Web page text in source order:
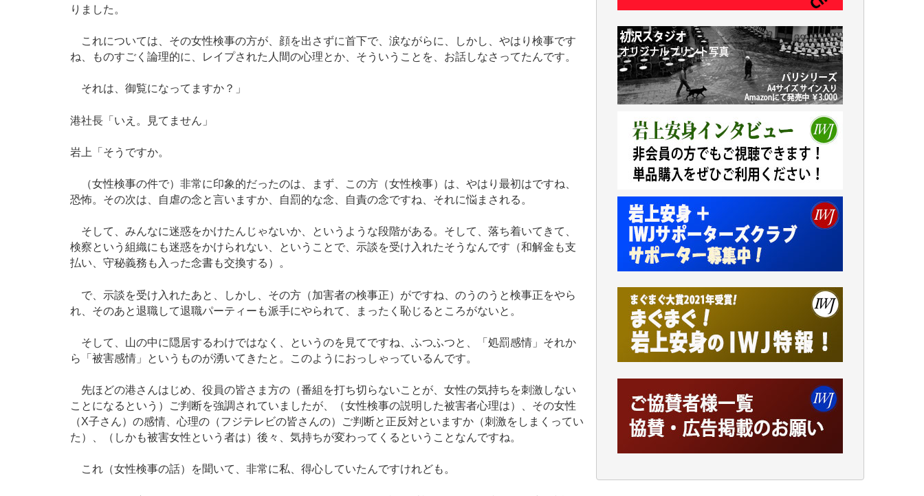
りました。
これについては、その女性検事の方が、顔を出さずに首下で、涙ながらに、しかし、やはり検事です
ね、ものすごく論理的に、レイプされた人間の心理とか、そういうことを、お話しなさってたんです。
それは、御覧になってますか？」
港社長「いえ。見てません」
岩上「そうですか。
（女性検事の件で）非常に印象的だったのは、まず、この方（女性検事）は、やはり最初はですね、
恐怖。その次は、自虐の念と言いますか、自罰的な念、自責の念ですね、それに悩まされる。
そして、みんなに迷惑をかけたんじゃないか、というような段階がある。そして、落ち着いてきて、
検察という組織にも迷惑をかけられない、ということで、示談を受け入れたそうなんです（和解金も支
払い、守秘義務も入った念書も交換する）。
で、示談を受け入れたあと、しかし、その方（加害者の検事正）がですね、のうのうと検事正をやら
れ、そのあと退職して退職パーティーも派手にやられて、まったく恥じるところがないと。
そして、山の中に隠居するわけではなく、というのを見てですね、ふつふつと、「処罰感情」それか
ら「被害感情」というものが湧いてきたと。このようにおっしゃっているんです。
先ほどの港さんはじめ、役員の皆さま方の（番組を打ち切らないことが、女性の気持ちを刺激しない
ことになるという）ご判断を強調されていましたが、（女性検事の説明した被害者心理は）、その女性
（X子さん）の感情、心理の（フジテレビの皆さんの）ご判断と正反対といますか（刺激をしまくってい
た）、（しかも被害女性という者は）後々、気持ちが変わってくるということなんですね。
これ（女性検事の話）を聞いて、非常に私、得心していたんですけれども。
徳山匡 様
金 盛起 様
塩川 晃平 様
松本益美 様
井出 隆太 様
岩井祐子 様
藤田英之 様
藤岡比左志 様
井出 隆太 様
小池説夫 様
アオキカナメ 様
諸般の事情によりIWJ会費払えず今は非会員
です。市民側に立つ講演会にIWJのカメラマ
ンをよく拝見しております。コンテンツが失
われるのはあまりにもったいない。少しでも
お役立てください。（H.O.様）
今日、僅かですがカンパしました。（T.M.
様）
今日、僅かですがカンパしました。IWJの危
機を乗り切るには到底及ばない額ですが病気
の妻を抱えている私にとっては精一杯のカン
パです。
ューは大袈裟ではなく、極めて重要な知的財